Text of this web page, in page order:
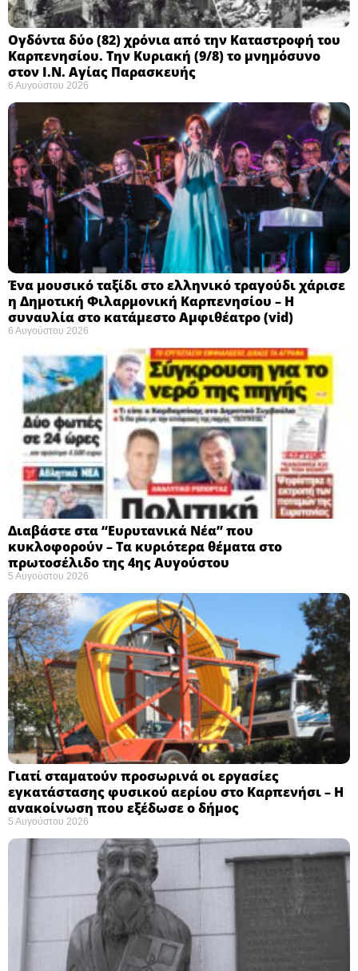
Ογδόντα δύο (82) χρόνια από την Καταστροφή του
Καρπενησίου. Την Κυριακή (9/8) το μνημόσυνο
στον Ι.Ν. Αγίας Παρασκευής
6 Αυγούστου 2026
Ένα μουσικό ταξίδι στο ελληνικό τραγούδι χάρισε
η Δημοτική Φιλαρμονική Καρπενησίου – Η
συναυλία στο κατάμεστο Αμφιθέατρο (vid)
6 Αυγούστου 2026
Διαβάστε στα “Ευρυτανικά Νέα” που
κυκλοφορούν – Τα κυριότερα θέματα στο
πρωτοσέλιδο της 4ης Αυγούστου
5 Αυγούστου 2026
Γιατί σταματούν προσωρινά οι εργασίες
εγκατάστασης φυσικού αερίου στο Καρπενήσι – Η
ανακοίνωση που εξέδωσε ο δήμος
5 Αυγούστου 2026